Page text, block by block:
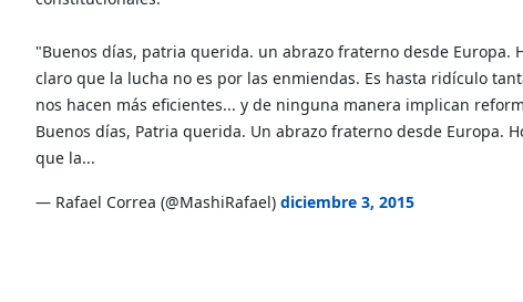
"Buenos días, patria querida. un abrazo fraterno desde Europa.
claro que la lucha no es por las enmiendas. Es hasta ridículo
nos hacen más eficientes... y de ninguna manera implican
Buenos días, Patria querida. Un abrazo fraterno desde Europa.
que la...
— Rafael Correa (@MashiRafael) diciembre 3, 2015